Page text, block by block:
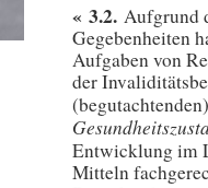
« 3.2. Aufgrund
Gegebenheiten
Aufgaben von
der
Entwicklung im
Mitteln